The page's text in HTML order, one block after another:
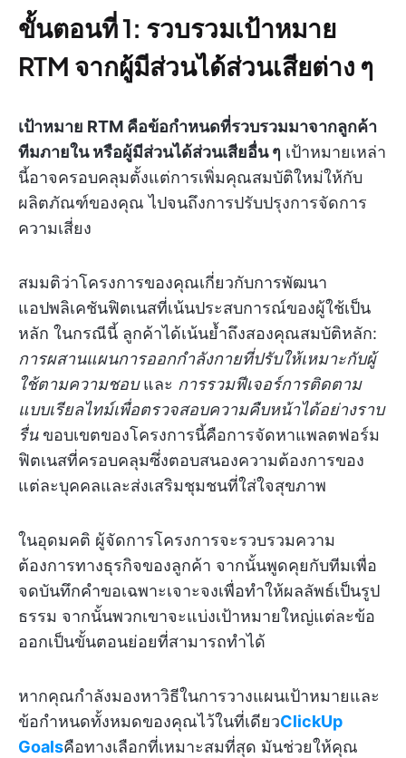
ขั้นตอนที่ 1: รวบรวมเป้าหมาย
RTM จากผู้มีส่วนได้ส่วนเสียต่าง ๆ
เป้าหมาย RTM คือข้อกำหนดที่รวบรวมมาจากลูกค้า
ทีมภายใน หรือผู้มีส่วนได้ส่วนเสียอื่น ๆ เป้าหมายเหล่า
นี้อาจครอบคลุมตั้งแต่การเพิ่มคุณสมบัติใหม่ให้กับ
ผลิตภัณฑ์ของคุณ ไปจนถึงการปรับปรุงการจัดการ
ความเสี่ยง
สมมติว่าโครงการของคุณเกี่ยวกับการพัฒนา
แอปพลิเคชันฟิตเนสที่เน้นประสบการณ์ของผู้ใช้เป็น
หลัก ในกรณีนี้ ลูกค้าได้เน้นย้ำถึงสองคุณสมบัติหลัก:
การผสานแผนการออกกำลังกายที่ปรับให้เหมาะกับผู้
ใช้ตามความชอบและ การรวมฟีเจอร์การติดตาม
แบบเรียลไทม์เพื่อตรวจสอบความคืบหน้าได้อย่างราบ
รื่นขอบเขตของโครงการนี้คือการจัดหาแพลตฟอร์ม
ฟิตเนสที่ครอบคลุมซึ่งตอบสนองความต้องการของ
แต่ละบุคคลและส่งเสริมชุมชนที่ใส่ใจสุขภาพ
ในอุดมคติ ผู้จัดการโครงการจะรวบรวมความ
ต้องการทางธุรกิจของลูกค้า จากนั้นพูดคุยกับทีมเพื่อ
จดบันทึกคำขอเฉพาะเจาะจงเพื่อทำให้ผลลัพธ์เป็นรูป
ธรรม จากนั้นพวกเขาจะแบ่งเป้าหมายใหญ่แต่ละข้อ
ออกเป็นขั้นตอนย่อยที่สามารถทำได้
หากคุณกำลังมองหาวิธีในการวางแผนเป้าหมายและ
ข้อกำหนดทั้งหมดของคุณไว้ในที่เดียวClickUp
Goalsคือทางเลือกที่เหมาะสมที่สุด มันช่วยให้คุณ